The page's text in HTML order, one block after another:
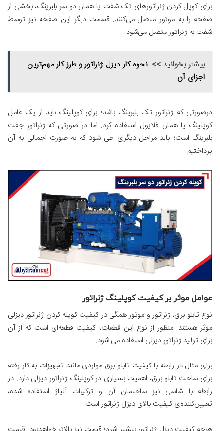
برای کوپل کردن ژنراتورهای تک شفت یا همان دو سر بلبرینگ، بخشی از
صفحه را به موتور متصل می‌­کنند. قسمت دیگر این صفحه نیز توسط
شفت به ژنراتور متصل می‌­شود.
بیشتر بخوانید >> نحوه کار دیزل ژنراتور و طرز کار مهم‌‌‌ترین
اجزای آن
درصورتی که ژنراتور تک بلبرینگ باشد؛ برای کوپلینگ باید از یک عامل
کوپلینگ یا همان فلایول استفاده کرد. اما در صورتی که ژنراتور جفت
بلبرینگ است؛ باید مراحل دیگری طی شود که به صورت اجمالی به آن
پرداختیم.
عوامل موثر بر کیفیت کوپلینگ ژنراتور
نوع تابلو برق، ژنراتور و موتور همگی در کیفیت کوپله کردن ژنراتور دیزلی
موثر هستند. منظور از نوع این قطعات، کیفیت قطعه‌ای است که از آن
برای تولید ژنراتور دیزلی استفاده می شود.
برای مثال در رابطه با کیفیت تابلو برق مواردی مانند تجهیزات به کار رفته
برای ساخت تابلو برق، اهمیت بسیاری در کوپلینگ ژنراتور دیزلی دارد. در
رابطه با شاسی نیز ساختمان آن و ترکیبات آلیاژ استفاده شده،
تعیین‌کننده‌ی کیفیت بالای دیزل ژنراتور است.